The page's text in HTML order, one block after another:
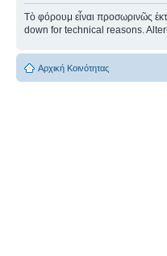
Τὸ φόρουμ εἶναι προσωρινῶς
down for technical reasons.
Αρχική Κοινότητας